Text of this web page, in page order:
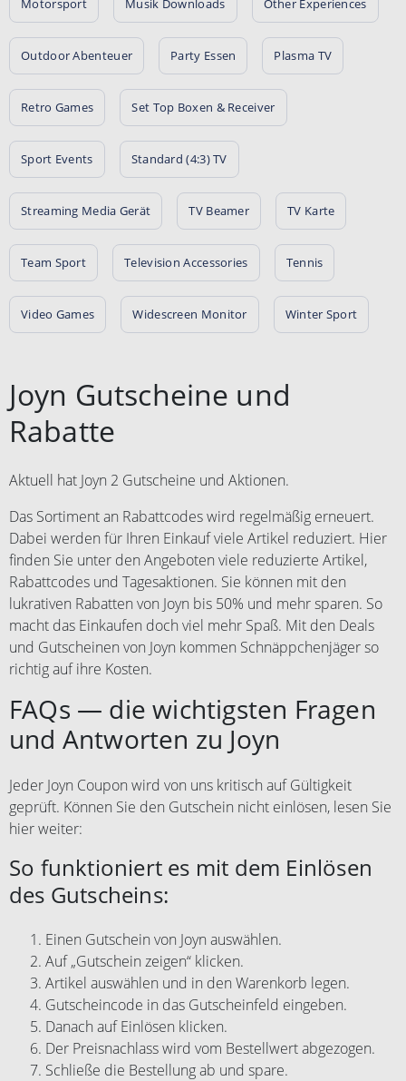
Outdoor Abenteuer Party Essen Plasma TV
Retro Games Set Top Boxen & Receiver
Sport Events Standard (4:3) TV
Streaming Media Gerät TV Beamer TV Karte
Team Sport Television Accessories Tennis
Video Games Widescreen Monitor Winter Sport
Joyn Gutscheine und
Rabatte
Aktuell hat Joyn 2 Gutscheine und Aktionen.
Das Sortiment an Rabattcodes wird regelmäßig erneuert.
Dabei werden für Ihren Einkauf viele Artikel reduziert. Hier
finden Sie unter den Angeboten viele reduzierte Artikel,
Rabattcodes und Tagesaktionen. Sie können mit den
lukrativen Rabatten von Joyn bis 50% und mehr sparen. So
macht das Einkaufen doch viel mehr Spaß. Mit den Deals
und Gutscheinen von Joyn kommen Schnäppchenjäger so
richtig auf ihre Kosten.
FAQs — die wichtigsten Fragen
und Antworten zu Joyn
Jeder Joyn Coupon wird von uns kritisch auf Gültigkeit
geprüft. Können Sie den Gutschein nicht einlösen, lesen Sie
hier weiter:
So funktioniert es mit dem Einlösen
des Gutscheins:
Einen Gutschein von Joyn auswählen.
Auf „Gutschein zeigen“ klicken.
Artikel auswählen und in den Warenkorb legen.
Gutscheincode in das Gutscheinfeld eingeben.
Danach auf Einlösen klicken.
Der Preisnachlass wird vom Bestellwert abgezogen.
Schließe die Bestellung ab und spare.